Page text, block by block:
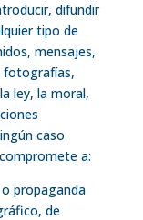
difundir
tipo de
mensajes,
fotografías,
ley, la moral,
caso
a:
propaganda
de